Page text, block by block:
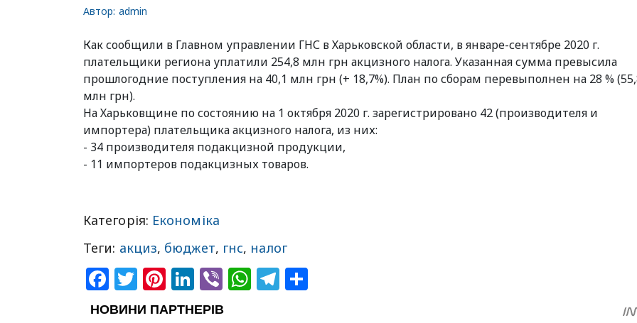
Автор: admin
Как сообщили в Главном управлении ГНС в Харьковской области, в январе-сентябре 2020 г.
плательщики региона уплатили 254,8 млн грн акцизного налога. Указанная сумма превысила
прошлогодние поступления на 40,1 млн грн (+ 18,7%). План по сборам перевыполнен на 28 %
млн грн).
На Харьковщине по состоянию на 1 октября 2020 г. зарегистрировано 42 (производителя и
импортера) плательщика акцизного налога, из них:
- 34 производителя подакцизной продукции,
- 11 импортеров подакцизных товаров.
Категорія: Економіка
Теги: акциз, бюджет, гнс, налог
Facebook
Twitter
Pinterest
LinkedIn
ViberWhatsApp
Telegram